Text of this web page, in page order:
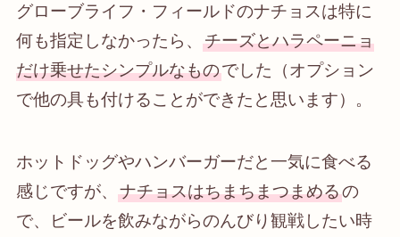
グローブライフ・フィールドのナチョスは特に
何も指定しなかったら、 チーズとハラペーニョ
だけ乗せたシンプルなものでした（オプション
で他の具も付けることができたと思います）。
ホットドッグやハンバーガーだと一気に食べる
感じですが、 ナチョスはちまちまつまめるの
で、ビールを飲みながらのんびり観戦したい時